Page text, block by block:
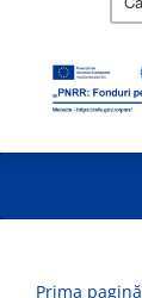
Prima pagină